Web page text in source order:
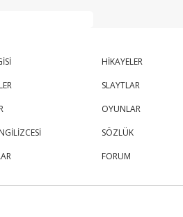
HİKAYELER
SLAYTLAR
OYUNLAR
SÖZLÜK
FORUM